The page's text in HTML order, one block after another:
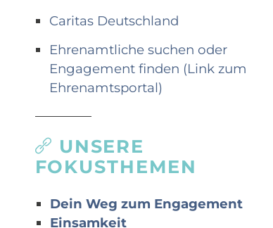
Caritas Deutschland
Ehrenamtliche suchen oder
Engagement finden (Link zum
Ehrenamtsportal)
UNSERE
FOKUSTHEMEN
Dein Weg zum Engagement
Einsamkeit